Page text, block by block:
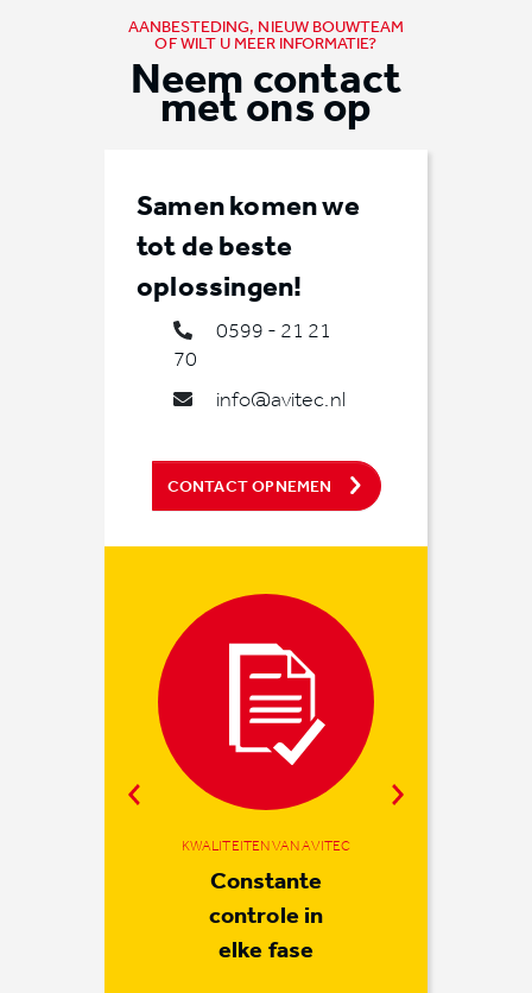
AANBESTEDING, NIEUW BOUWTEAM
OF WILT U MEER INFORMATIE?
Neem contact
met ons op
Samen komen we
tot de beste
oplossingen!
0599 - 21 21
70
info@avitec.nl
CONTACT OPNEMEN
KWALITEITEN VAN AVITEC
Constante
controle in
elke fase
KWALITEITEN VAN AVITEC
Partner in het
hele proces
KWALITEITEN VAN AVITEC
We starten
met een goed
gesprek